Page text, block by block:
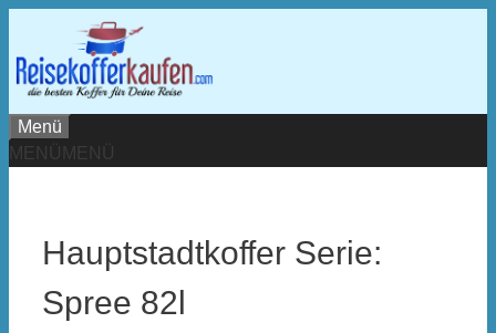
springen
Menü
MENÜ
MENÜ
Hauptstadtkoffer Serie:
Spree 82l